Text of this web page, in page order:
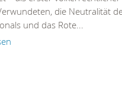
die Neutralität
und das Rote...